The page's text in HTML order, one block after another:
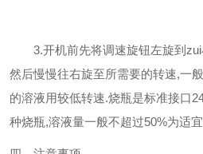
3.开机前先将调速旋钮左旋到zui
然后慢慢往右旋至所需要的转速,一
的溶液用较低转速.烧瓶是标准接口
种烧瓶,溶液量一般不超过50%为适